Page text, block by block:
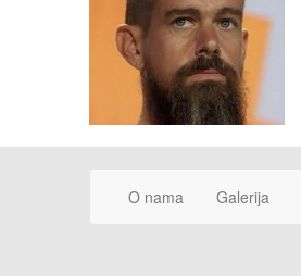
O nama Galerija